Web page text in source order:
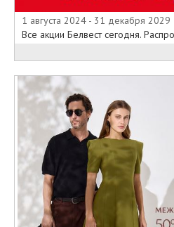
1 августа 2024 - 31 декабря 2029
Все акции Белвест сегодня.